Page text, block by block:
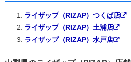
ライザップ（RIZAP）つくば店
ライザップ（RIZAP）土浦店
ライザップ（RIZAP）水戸店